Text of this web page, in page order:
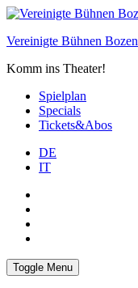
Skip
content
Vereinigte Bühnen Bozen
Komm ins Theater!
Spielplan
Specials
Tickets&Abos
DE
IT
Toggle Menu